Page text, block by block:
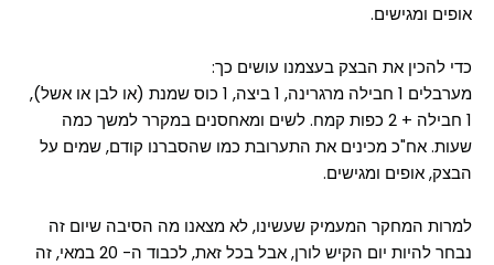
אופים ומגישים.
כדי להכין את הבצק בעצמנו עושים כך:
מערבלים 1 חבילה מרגרינה, 1 ביצה, 1 כוס שמנת (או לבן או אשל),
1 חבילה + 2 כפות קמח. לשים ומאחסנים במקרר למשך כמה
שעות. אח"כ מכינים את התערובת כמו שהסברנו קודם, שמים על
הבצק, אופים ומגישים.
למרות המחקר המעמיק שעשינו, לא מצאנו מה הסיבה שיום זה
נבחר להיות יום הקיש לורן, אבל בכל זאת, לכבוד ה- 20 במאי, זה